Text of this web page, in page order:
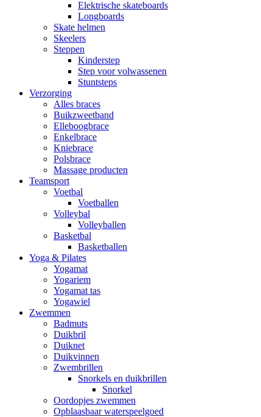
Elektrische skateboards
Longboards
Skate helmen
Skeelers
Steppen
Kinderstep
Step voor volwassenen
Stuntsteps
Verzorging
Alles braces
Buikzweetband
Elleboogbrace
Enkelbrace
Kniebrace
Polsbrace
Massage producten
Teamsport
Voetbal
Voetballen
Volleybal
Volleyballen
Basketbal
Basketballen
Yoga & Pilates
Yogamat
Yogariem
Yogamat tas
Yogawiel
Zwemmen
Badmuts
Duikbril
Duiknet
Duikvinnen
Zwembrillen
Snorkels en duikbrillen
Snorkel
Oordopjes zwemmen
Opblaasbaar waterspeelgoed